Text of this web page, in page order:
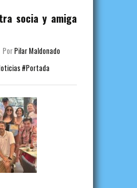
socia y amiga
PorPilar Maldonado
#Portada